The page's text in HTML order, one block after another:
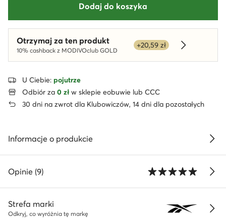
Dodaj do koszyka
Otrzymaj za ten produkt
10% cashback z MODIVOclub GOLD
+20,59 zł
Dowiedz
U Ciebie: pojutrze
Odbiór za 0 złw sklepie eobuwie lub CCC
30 dni na zwrot dla Klubowiczów, 14 dni dla pozostałych
Informacje o produkcie
Opinie (9)
Strefa marki
Odkryj, co wyróżnia tę markę